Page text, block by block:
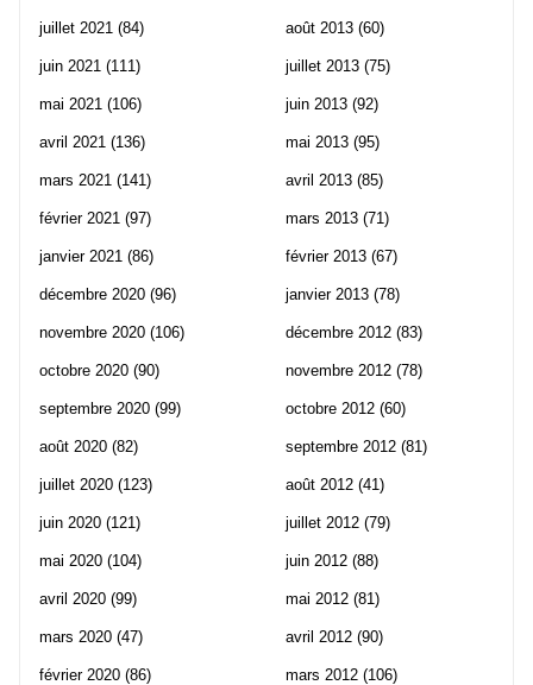
juillet 2021 (84)
juin 2021 (111)
mai 2021 (106)
avril 2021 (136)
mars 2021 (141)
février 2021 (97)
janvier 2021 (86)
décembre 2020 (96)
novembre 2020 (106)
octobre 2020 (90)
septembre 2020 (99)
août 2020 (82)
juillet 2020 (123)
juin 2020 (121)
mai 2020 (104)
avril 2020 (99)
mars 2020 (47)
février 2020 (86)
août 2013 (60)
juillet 2013 (75)
juin 2013 (92)
mai 2013 (95)
avril 2013 (85)
mars 2013 (71)
février 2013 (67)
janvier 2013 (78)
décembre 2012 (83)
novembre 2012 (78)
octobre 2012 (60)
septembre 2012 (81)
août 2012 (41)
juillet 2012 (79)
juin 2012 (88)
mai 2012 (81)
avril 2012 (90)
mars 2012 (106)